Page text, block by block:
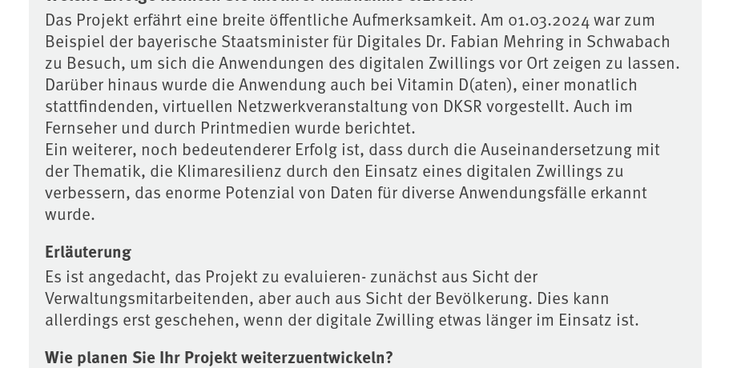
Das Projekt erfährt eine breite öffentliche Aufmerksamkeit. Am 01.03.2024 war zum
Beispiel der bayerische Staatsminister für Digitales Dr. Fabian Mehring in Schwabach
zu Besuch, um sich die Anwendungen des digitalen Zwillings vor Ort zeigen zu lassen.
Darüber hinaus wurde die Anwendung auch bei Vitamin D(aten), einer monatlich
stattfindenden, virtuellen Netzwerkveranstaltung von DKSR vorgestellt. Auch im
Fernseher und durch Printmedien wurde berichtet.
Ein weiterer, noch bedeutenderer Erfolg ist, dass durch die Auseinandersetzung mit
der Thematik, die Klimaresilienz durch den Einsatz eines digitalen Zwillings zu
verbessern, das enorme Potenzial von Daten für diverse Anwendungsfälle erkannt
wurde.
Erläuterung
Es ist angedacht, das Projekt zu evaluieren- zunächst aus Sicht der
Verwaltungsmitarbeitenden, aber auch aus Sicht der Bevölkerung. Dies kann
allerdings erst geschehen, wenn der digitale Zwilling etwas länger im Einsatz ist.
Wie planen Sie Ihr Projekt weiterzuentwickeln?